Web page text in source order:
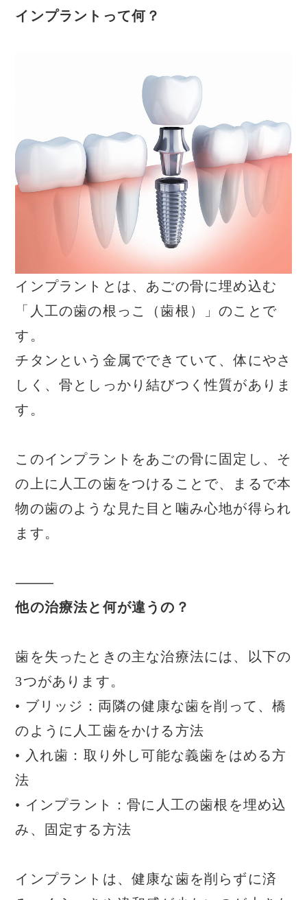
インプラントって何？
インプラントとは、あごの骨に埋め込む
「人工の歯の根っこ（歯根）」のことで
す。
チタンという金属でできていて、体にやさ
しく、骨としっかり結びつく性質がありま
す。
このインプラントをあごの骨に固定し、そ
の上に人工の歯をつけることで、まるで本
物の歯のような見た目と噛み心地が得られ
ます。
⸻
他の治療法と何が違うの？
歯を失ったときの主な治療法には、以下の
3つがあります。
• ブリッジ：両隣の健康な歯を削って、橋
のように人工歯をかける方法
• 入れ歯：取り外し可能な義歯をはめる方
法
• インプラント：骨に人工の歯根を埋め込
み、固定する方法
インプラントは、健康な歯を削らずに済